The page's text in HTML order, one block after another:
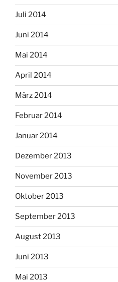
Juli 2014
Juni 2014
Mai 2014
April 2014
März 2014
Februar 2014
Januar 2014
Dezember 2013
November 2013
Oktober 2013
September 2013
August 2013
Juni 2013
Mai 2013